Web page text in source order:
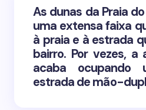
As dunas da Praia
uma extensa faixa
à praia e à estrada
bairro. Por vezes, a
acaba
estrada de mão-